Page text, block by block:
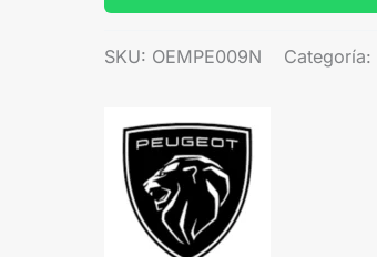
SKU: OEMPE009N Categoría: